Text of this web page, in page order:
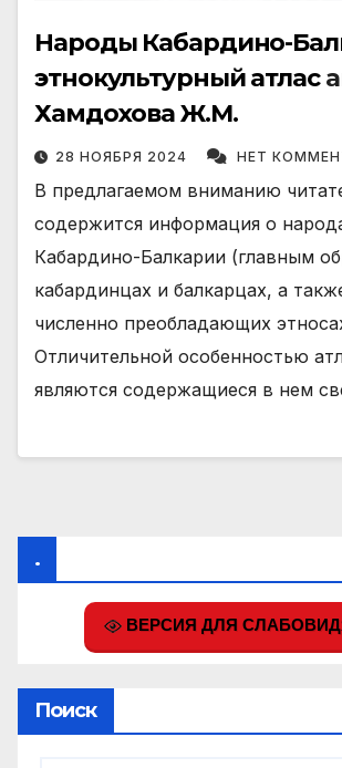
Народы Кабардино-
этнокультурный атлас
Хамдохова Ж.М.
28 НОЯБРЯ 2024 НЕТ
В предлагаемом вниманию
содержится информация о
Кабардино-Балкарии (главным
кабардинцах и балкарцах, а
численно преобладающих
Отличительной особенностью
являются содержащиеся в нем
.
ВЕРСИЯ ДЛЯ
Поиск